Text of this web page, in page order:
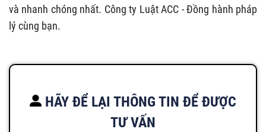
và nhanh chóng nhất. Công ty Luật ACC - Đồng hành pháp
lý cùng bạn.
HÃY ĐỂ LẠI THÔNG TIN ĐỂ ĐƯỢC
TƯ VẤN